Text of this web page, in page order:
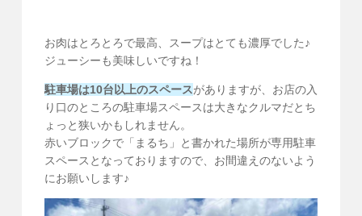
お肉はとろとろで最高、スープはとても濃厚でした♪
ジューシーも美味しいですね！
駐車場は10台以上のスペースがありますが、お店の入
り口のところの駐車場スペースは大きなクルマだとち
ょっと狭いかもしれません。
赤いブロックで「まるち」と書かれた場所が専用駐車
スペースとなっておりますので、お間違えのないよう
にお願いします♪